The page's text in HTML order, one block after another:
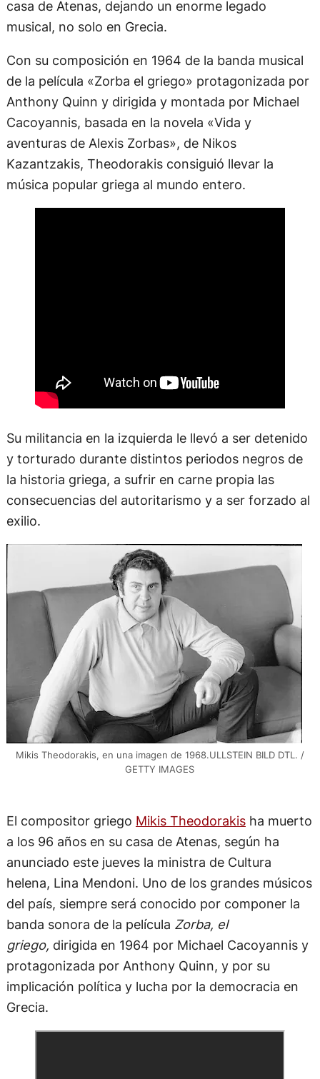
casa de Atenas, dejando un enorme legado
musical, no solo en Grecia.
Con su composición en 1964 de la banda musical
de la película «Zorba el griego» protagonizada por
Anthony Quinn y dirigida y montada por Michael
Cacoyannis, basada en la novela «Vida y
aventuras de Alexis Zorbas», de Nikos
Kazantzakis, Theodorakis consiguió llevar la
música popular griega al mundo entero.
Su militancia en la izquierda le llevó a ser detenido
y torturado durante distintos periodos negros de
la historia griega, a sufrir en carne propia las
consecuencias del autoritarismo y a ser forzado al
exilio.
Mikis Theodorakis, en una imagen de 1968.ULLSTEIN BILD DTL. /
GETTY IMAGES
El compositor griego Mikis Theodorakisha muerto
a los 96 años en su casa de Atenas, según ha
anunciado este jueves la ministra de Cultura
helena, Lina Mendoni. Uno de los grandes músicos
del país, siempre será conocido por componer la
banda sonora de la película Zorba, el
griego, dirigida en 1964 por Michael Cacoyannis y
protagonizada por Anthony Quinn, y por su
implicación política y lucha por la democracia en
Grecia.